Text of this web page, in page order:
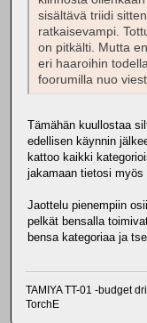
sisältävä triidi
ratkaisevampi.
on pitkälti. Mutta
eri haaroihin
foorumilla nuo
Tämähän kuullostaa
edellisen käynnin
kattoo kaikki
jakamaan tietosi myös
Jaottelu pienempiin
pelkät bensalla
bensa kategoriaa ja
TAMIYA TT-01 -budget
TorchE